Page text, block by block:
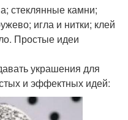
стеклянные камни;
игла и нитки; клей
Простые идеи
украшения для
и эффектных идей: